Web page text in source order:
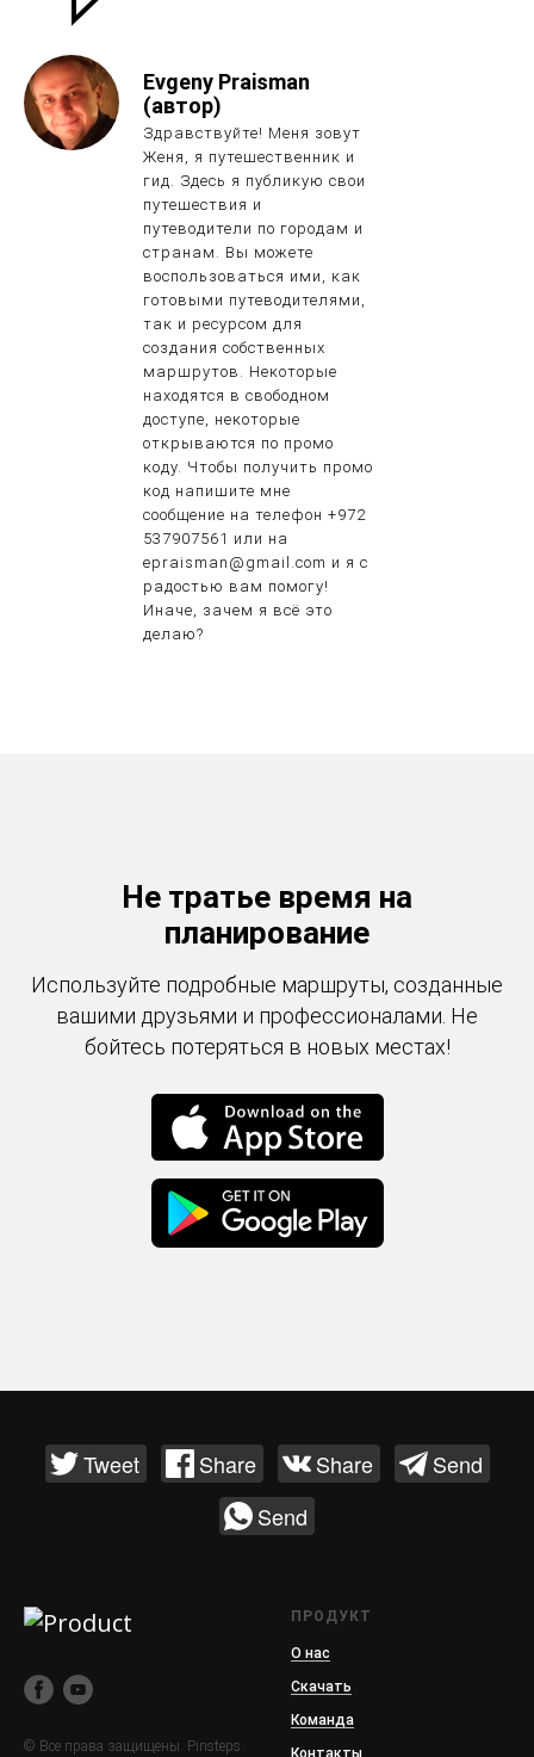
Evgeny Praisman
(автор)
Здравствуйте! Меня зовут
Женя, я путешественник и
гид. Здесь я публикую свои
путешествия и
путеводители по городам и
странам. Вы можете
воспользоваться ими, как
готовыми путеводителями,
так и ресурсом для
создания собственных
маршрутов. Некоторые
находятся в свободном
доступе, некоторые
открываются по промо
коду. Чтобы получить промо
код напишите мне
сообщение на телефон +972
537907561 или на
epraisman@gmail.com и я с
радостью вам помогу!
Иначе, зачем я всё это
делаю?
Не тратье время на
планирование
Используйте подробные маршруты, созданные
вашими друзьями и профессионалами. Не
бойтесь потеряться в новых местах!
Tweet Share Share
Send
Send
© Все права защищены. Pinsteps
ПРОДУКТ
О нас
Скачать
Команда
Контакты